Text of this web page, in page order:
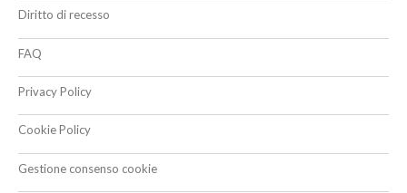
Diritto di recesso
FAQ
Privacy Policy
Cookie Policy
Gestione consenso cookie